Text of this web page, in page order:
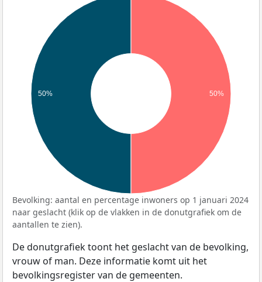
50% 50%
Bevolking: aantal en percentage inwoners op 1 januari 2024
naar geslacht (klik op de vlakken in de donutgrafiek om de
aantallen te zien).
De donutgrafiek toont het geslacht van de bevolking,
vrouw of man. Deze informatie komt uit het
bevolkingsregister van de gemeenten.